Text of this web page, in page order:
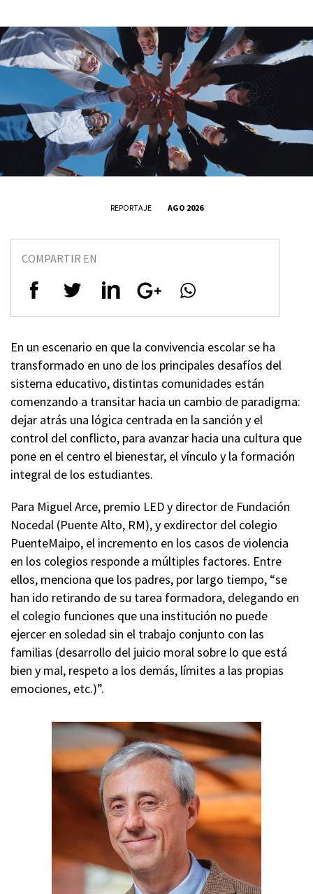
REPORTAJE AGO 2026
COMPARTIR EN
En un escenario en que la convivencia escolar se ha
transformado en uno de los principales desafíos del
sistema educativo, distintas comunidades están
comenzando a transitar hacia un cambio de paradigma:
dejar atrás una lógica centrada en la sanción y el
control del conflicto, para avanzar hacia una cultura que
pone en el centro el bienestar, el vínculo y la formación
integral de los estudiantes.
Para Miguel Arce, premio LED y director de Fundación
Nocedal (Puente Alto, RM), y exdirector del colegio
PuenteMaipo, el incremento en los casos de violencia
en los colegios responde a múltiples factores. Entre
ellos, menciona que los padres, por largo tiempo, “se
han ido retirando de su tarea formadora, delegando en
el colegio funciones que una institución no puede
ejercer en soledad sin el trabajo conjunto con las
familias (desarrollo del juicio moral sobre lo que está
bien y mal, respeto a los demás, límites a las propias
emociones, etc.)”.